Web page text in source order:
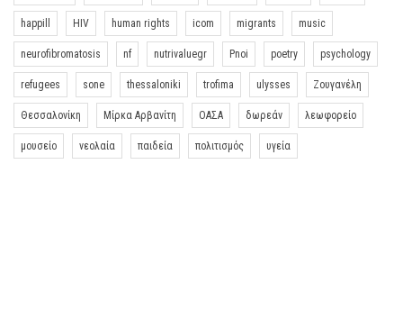
happill HIV human rights icom migrants music
neurofibromatosis nf nutrivaluegr Pnoi poetry psychology
refugees sone thessaloniki trofima ulysses Ζουγανέλη
Θεσσαλονίκη Μίρκα Αρβανίτη ΟΑΣΑ δωρεάν λεωφορείο
μουσείο νεολαία παιδεία πολιτισμός υγεία